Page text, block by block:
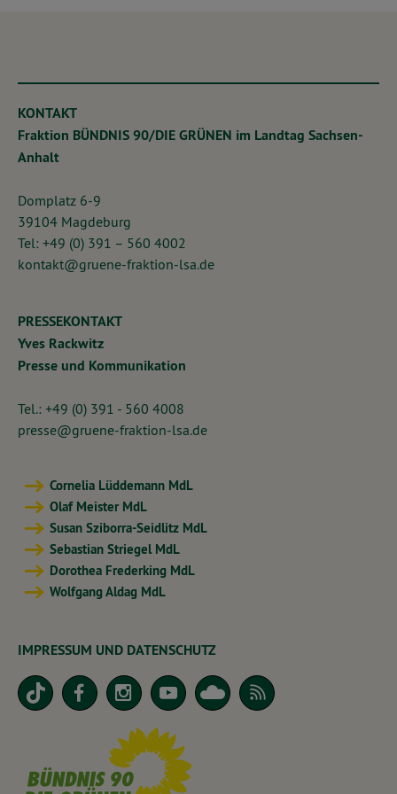
KONTAKT
Fraktion BÜNDNIS 90/DIE GRÜNEN im Landtag Sachsen-
Anhalt
Domplatz 6-9
39104 Magdeburg
Tel: +49 (0) 391 – 560 4002
kontakt@gruene-fraktion-lsa.de
PRESSEKONTAKT
Yves Rackwitz
Presse und Kommunikation
Tel.: +49 (0) 391 - 560 4008
presse@gruene-fraktion-lsa.de
Cornelia Lüddemann MdL
Olaf Meister MdL
Susan Sziborra-Seidlitz MdL
Sebastian Striegel MdL
Dorothea Frederking MdL
Wolfgang Aldag MdL
IMPRESSUM UND DATENSCHUTZ